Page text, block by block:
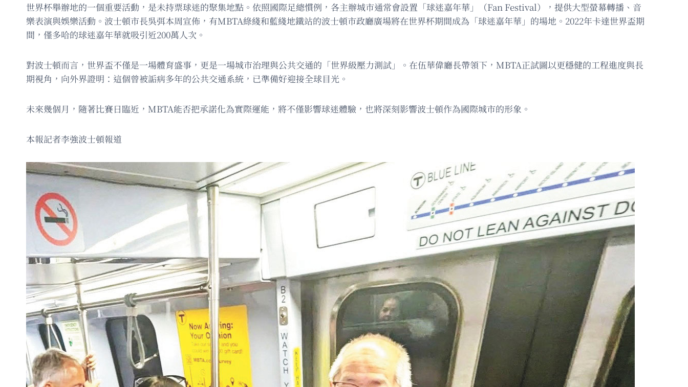
世界杯舉辦地的一個重要活動，是未持票球迷的聚集地點。依照國際足總慣例，各主辦城市通常會設置「球迷嘉年華」（Fan Festival），提供大型螢幕轉播、音
樂表演與娛樂活動。波士頓市長吳弭本周宣佈，有MBTA綠綫和藍綫地鐵站的波士頓市政廳廣場將在世界杯期間成為「球迷嘉年華」的場地。2022年卡達世界盃期
間，僅多哈的球迷嘉年華就吸引近200萬人次。
對波士頓而言，世界盃不僅是一場體育盛事，更是一場城市治理與公共交通的「世界級壓力測試」。在伍華偉廳長帶領下，MBTA正試圖以更穩健的工程進度與長
期視角，向外界證明：這個曾被詬病多年的公共交通系統，已準備好迎接全球目光。
未來幾個月，隨著比賽日臨近，MBTA能否把承諾化為實際運能，將不僅影響球迷體驗，也將深刻影響波士頓作為國際城市的形象。
本報記者李強波士頓報道